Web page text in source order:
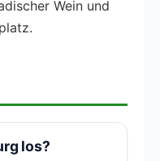
Wein und
los?